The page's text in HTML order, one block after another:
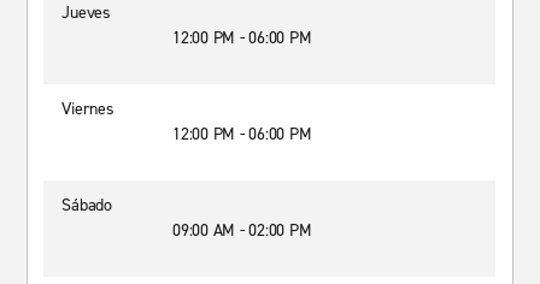
Jueves
12:00 PM - 06:00 PM
Viernes
12:00 PM - 06:00 PM
Sábado
09:00 AM - 02:00 PM